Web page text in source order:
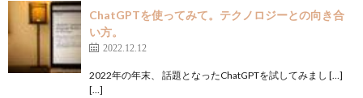
ChatGPTを使ってみて。テクノロジーとの向き合
い方。
2022.12.12
2022年の年末、 話題となったChatGPTを試してみまし […]
[…]